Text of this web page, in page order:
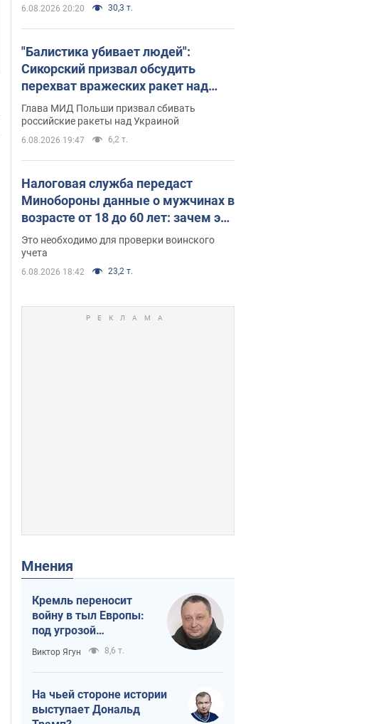
6.08.2026 20:20 30,3 т.
"Балистика убивает людей":
Сикорский призвал обсудить
перехват вражеских ракет над
Украиной
Глава МИД Польши призвал сбивать
российские ракеты над Украиной
6.08.2026 19:47 6,2 т.
Налоговая служба передаст
Минобороны данные о мужчинах в
возрасте от 18 до 60 лет: зачем это
нужно
Это необходимо для проверки воинского
учета
6.08.2026 18:42 23,2 т.
Мнения
Кремль переносит
войну в тыл Европы:
под угрозой
критическая
логистика
Виктор Ягун 8,6 т.
На чьей стороне истории
выступает Дональд